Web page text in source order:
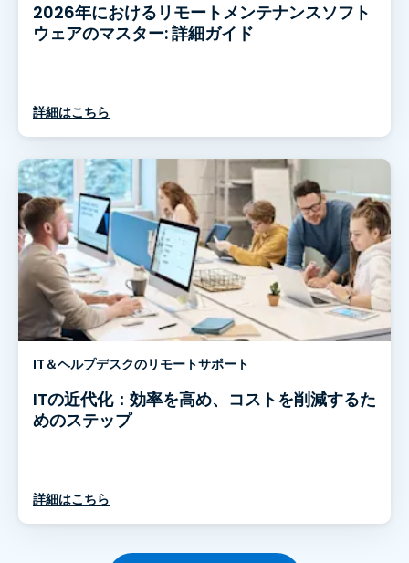
2026年におけるリモートメンテナンスソフト
ウェアのマスター: 詳細ガイド
詳細はこちら
IT＆ヘルプデスクのリモートサポート
ITの近代化：効率を高め、コストを削減するた
めのステップ
詳細はこちら